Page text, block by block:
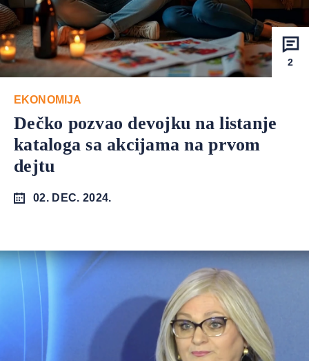
2
EKONOMIJA
Dečko pozvao devojku na listanje
kataloga sa akcijama na prvom
dejtu
02. DEC. 2024.